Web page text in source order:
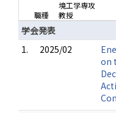
境工学専攻
職種
教授
学会発表
1.
2025/02
on